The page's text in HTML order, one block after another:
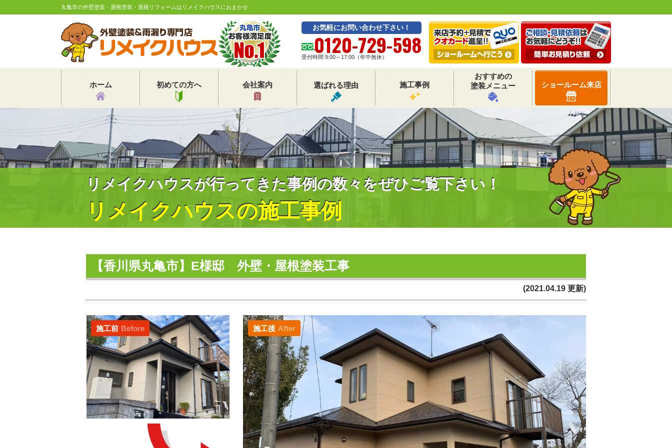
丸亀市の外壁塗装・屋根塗装・屋根リフォームはリメイクハウスにおまかせ
お気軽にお問い合わせ下さい！
0120-729-598
受付時間 9:00～17:00（年中無休）
ホーム 初めての方へ 会社案内 選ばれる理由 施工事例
おすすめの
塗装メニュー
ショールーム来店
リメイクハウスが行ってきた事例の数々をぜひご覧下さい！
リメイクハウスの施工事例
【香川県丸亀市】E様邸 外壁・屋根塗装工事
(2021.04.19 更新)
施工後 After
施工前 Before